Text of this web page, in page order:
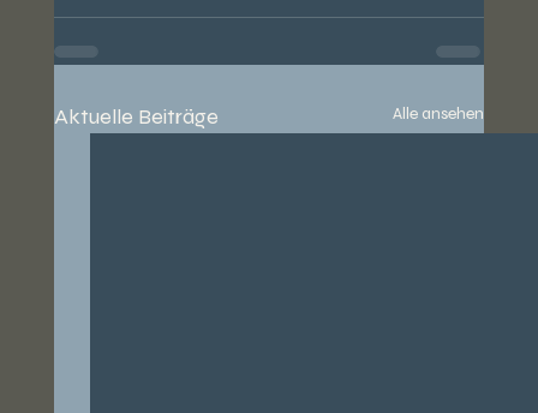
Aktuelle Beiträge Alle ansehen